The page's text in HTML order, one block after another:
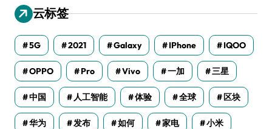
云标签
5G 2021 Galaxy IPhone IQOO
OPPO Pro Vivo 一加 三星
中国 人工智能 体验 全球 区块
华为 发布 如何 家电 小米